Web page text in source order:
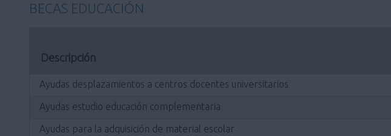
BECAS EDUCACIÓN
Descripción
Ayudas desplazamientos a centros docentes universitarios
Ayudas estudio educación complementaria
Ayudas para la adquisición de material escolar